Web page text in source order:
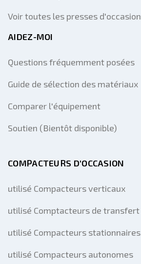
Voir toutes les presses d'occasion
AIDEZ-MOI
Questions fréquemment posées
Guide de sélection des matériaux
Comparer l'équipement
Soutien (Bientôt disponible)
COMPACTEURS D'OCCASION
utilisé Compacteurs verticaux
utilisé Comptacteurs de transfert
utilisé Compacteurs stationnaires
utilisé Compacteurs autonomes